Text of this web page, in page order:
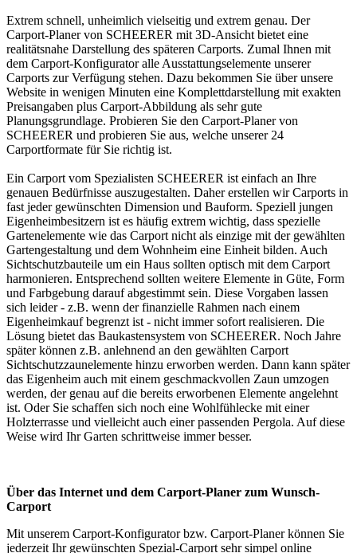
Extrem schnell, unheimlich vielseitig und extrem genau. Der
Carport-Planer von SCHEERER mit 3D-Ansicht bietet eine
realitätsnahe Darstellung des späteren Carports. Zumal Ihnen mit
dem Carport-Konfigurator alle Ausstattungselemente unserer
Carports zur Verfügung stehen. Dazu bekommen Sie über unsere
Website in wenigen Minuten eine Komplettdarstellung mit exakten
Preisangaben plus Carport-Abbildung als sehr gute
Planungsgrundlage. Probieren Sie den Carport-Planer von
SCHEERER und probieren Sie aus, welche unserer 24
Carportformate für Sie richtig ist.
Ein Carport vom Spezialisten SCHEERER ist einfach an Ihre
genauen Bedürfnisse auszugestalten. Daher erstellen wir Carports in
fast jeder gewünschten Dimension und Bauform. Speziell jungen
Eigenheimbesitzern ist es häufig extrem wichtig, dass spezielle
Gartenelemente wie das Carport nicht als einzige mit der gewählten
Gartengestaltung und dem Wohnheim eine Einheit bilden. Auch
Sichtschutzbauteile um ein Haus sollten optisch mit dem Carport
harmonieren. Entsprechend sollten weitere Elemente in Güte, Form
und Farbgebung darauf abgestimmt sein. Diese Vorgaben lassen
sich leider - z.B. wenn der finanzielle Rahmen nach einem
Eigenheimkauf begrenzt ist - nicht immer sofort realisieren. Die
Lösung bietet das Baukastensystem von SCHEERER. Noch Jahre
später können z.B. anlehnend an den gewählten Carport
Sichtschutzzaunelemente hinzu erworben werden. Dann kann später
das Eigenheim auch mit einem geschmackvollen Zaun umzogen
werden, der genau auf die bereits erworbenen Elemente angelehnt
ist. Oder Sie schaffen sich noch eine Wohlfühlecke mit einer
Holzterrasse und vielleicht auch einer passenden Pergola. Auf diese
Weise wird Ihr Garten schrittweise immer besser.
Über das Internet und dem Carport-Planer zum Wunsch-
Carport
Mit unserem Carport-Konfiguratorbzw. Carport-Planerkönnen Sie
jederzeit Ihr gewünschten Spezial-Carport sehr simpel online